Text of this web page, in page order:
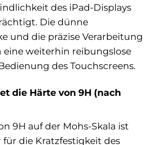
des iPad-Displays
Die dünne
und die präzise Verarbeitung
weiterhin reibungslose
des Touchscreens.
die Härte von 9H (nach
9H auf der Mohs-Skala ist
die Kratzfestigkeit des